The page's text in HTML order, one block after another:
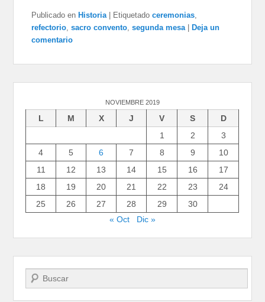
Publicado en Historia Etiquetado ceremonias,
refectorio,sacro convento,segunda mesa
Deja un
comentario
NOVIEMBRE 2019
L M X J V S
D
1
2
3
4
5 6 7 8 9
10
11
12 13 14 15 16
17
18
19 20 21 22 23
24
25
26 27 28 29
30
« Oct
Dic »
Buscar